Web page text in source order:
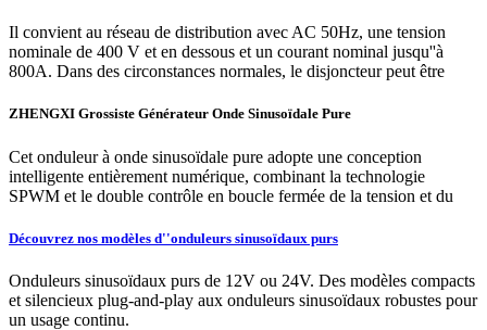
Il convient au réseau de distribution avec AC 50Hz, une tension
nominale de 400 V et en dessous et un courant nominal jusqu''à
800A. Dans des circonstances normales, le disjoncteur peut être
ZHENGXI Grossiste Générateur Onde Sinusoïdale Pure
Cet onduleur à onde sinusoïdale pure adopte une conception
intelligente entièrement numérique, combinant la technologie
SPWM et le double contrôle en boucle fermée de la tension et du
Découvrez nos modèles d''onduleurs sinusoïdaux purs
Onduleurs sinusoïdaux purs de 12V ou 24V. Des modèles compacts
et silencieux plug-and-play aux onduleurs sinusoïdaux robustes pour
un usage continu.